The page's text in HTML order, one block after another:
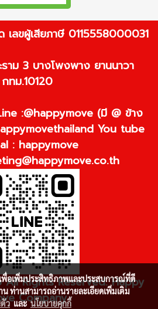
ลขผู้เสียภาษี 0115558000031
าม 3 บางโพงพาง ยานนาวา
กทม.10120
:@happymove (มี @ ข้าง
You tube
: happymove
Rights Reserved. Happy
Company
พื่อเพิ่มประสิทธิภาพและประสบการณ์ที่ดี
น ท่านสามารถอ่านรายละเอียดเพิ่มเติม
วและนโยบายคุกกี้